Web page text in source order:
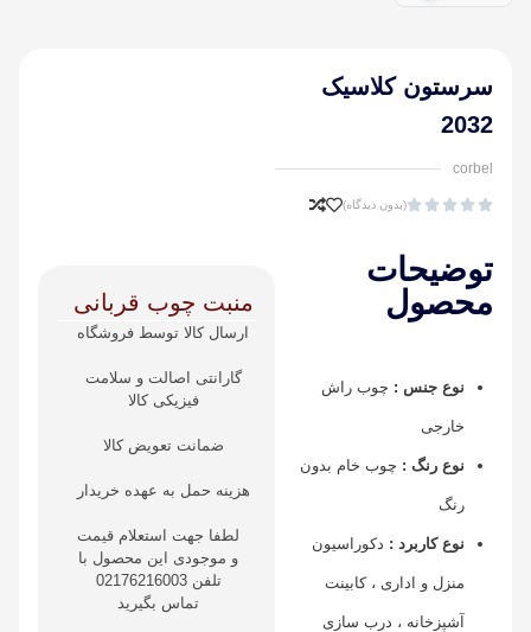
سرستون کلاسیک
2032
corbel




(بدون دیدگاه)
توضیحات
محصول
نوع جنس : چوب راش
خارجی
نوع رنگ : چوب خام بدون
رنگ
نوع کاربرد : دکوراسیون
منزل و اداری ، کابینت
آشپزخانه ، درب سازی
منبت چوب قربانی
ارسال کالا توسط فروشگاه
گارانتی اصالت و سلامت
فیزیکی کالا
ضمانت تعویض کالا
هزینه حمل به عهده خریدار
لطفا جهت استعلام قیمت
و موجودی این محصول با
تلفن 02176216003
تماس بگیرید